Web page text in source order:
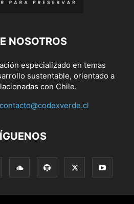
NOSOTROS
especializado en temas
sustentable, orientado a
con Chile.
contacto@codexverde.cl